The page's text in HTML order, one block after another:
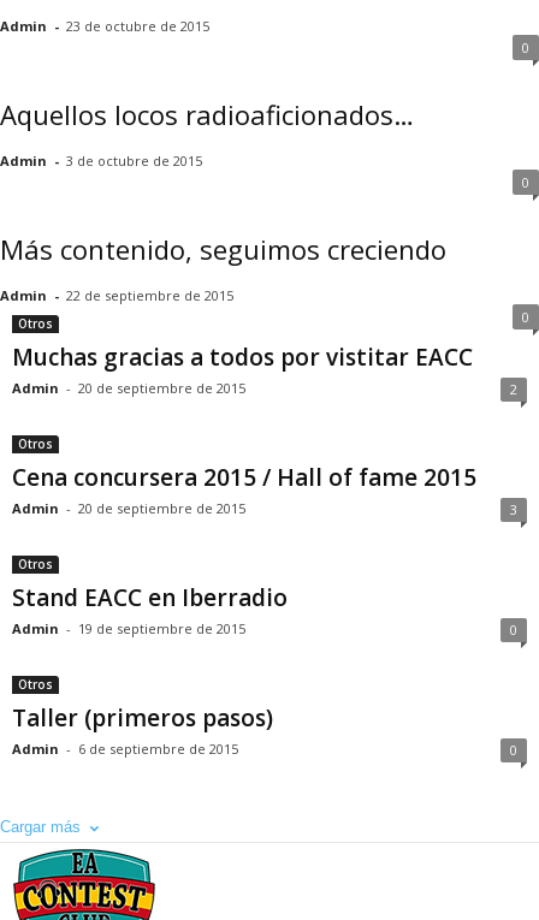
Admin - 23 de octubre de 2015
0
Aquellos locos radioaficionados…
Admin - 3 de octubre de 2015
0
Más contenido, seguimos creciendo
Admin - 22 de septiembre de 2015
0
Otros
Muchas gracias a todos por vistitar EACC
Admin - 20 de septiembre de 2015 2
Otros
Cena concursera 2015 / Hall of fame 2015
Admin - 20 de septiembre de 2015 3
Otros
Stand EACC en Iberradio
Admin - 19 de septiembre de 2015 0
Otros
Taller (primeros pasos)
Admin - 6 de septiembre de 2015 0
Cargar más